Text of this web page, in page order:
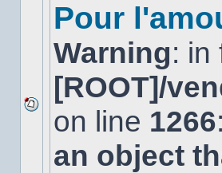
Aucun
nouveau
message
non-
Pour
Warning: in
[ROOT]/
on line 1266:
an object